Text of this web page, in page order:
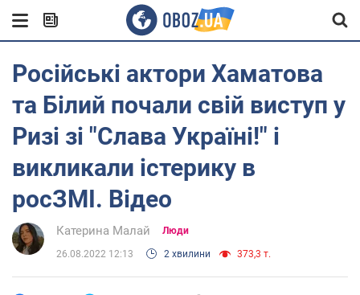
Російські актори Хаматова
та Білий почали свій виступ у
Ризі зі "Слава Україні!" і
викликали істерику в
росЗМІ. Відео
Катерина Малай Люди
26.08.2022 12:13 2 хвилини 373,3 т.